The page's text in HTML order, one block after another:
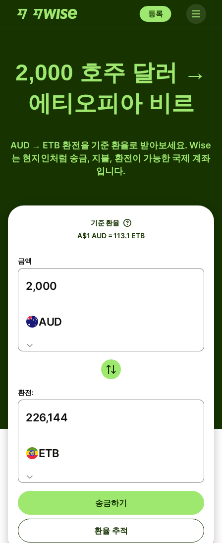
등록
2,000 호주 달러 →
에티오피아 비르
AUD → ETB 환전을 기준 환율로 받아보세요. Wise
는 현지인처럼 송금, 지불, 환전이 가능한 국제 계좌
입니다.
기준 환율
A$1 AUD = 113.1 ETB
금액
AUD
환전:
ETB
송금하기
환율 추적